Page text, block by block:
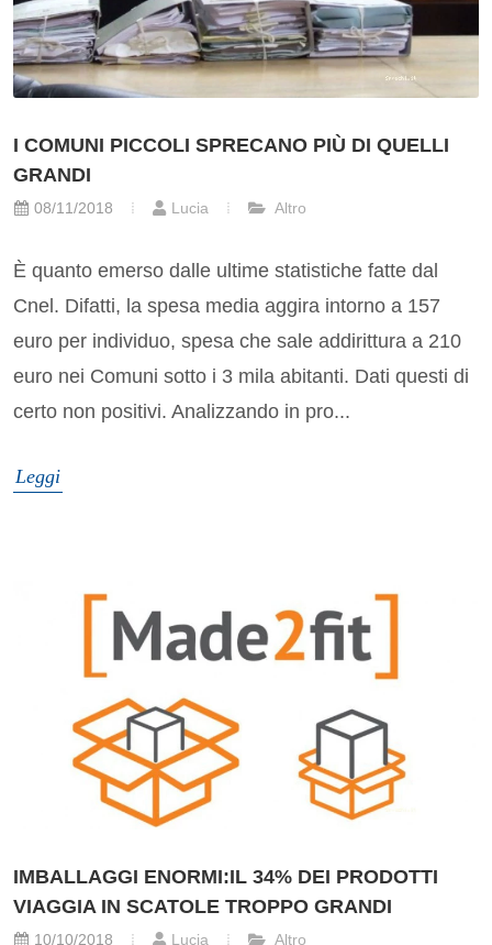
I COMUNI PICCOLI SPRECANO PIÙ DI QUELLI
GRANDI
08/11/2018 Lucia Altro
È quanto emerso dalle ultime statistiche fatte dal
Cnel. Difatti, la spesa media aggira intorno a 157
euro per individuo, spesa che sale addirittura a 210
euro nei Comuni sotto i 3 mila abitanti. Dati questi di
certo non positivi. Analizzando in pro...
Leggi
IMBALLAGGI ENORMI:IL 34% DEI PRODOTTI
VIAGGIA IN SCATOLE TROPPO GRANDI
10/10/2018 Lucia Altro